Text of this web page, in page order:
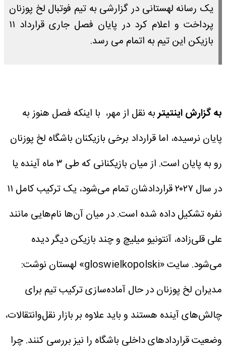
یک رسانه لهستانی در گزارشی به تیم فوتبال لخ پوزنان
پرداخت و اعلام کرد در پایان فصل جاری قرارداد ۱۱
بازیکن این تیم به اتمام می رسد.
به گزارش اینتیتربه نقل از مهر، با اینکه فصل هنوز به
پایان نرسیده، اما قرارداد برخی بازیکنان باشگاه لخ پوزنان
رو به پایان است. از میان بازیکنانی که طی ۳ ماه آینده یا
در سال ۲۰۲۷ قراردادشان تمام می‌شود، یک ترکیب کامل ۱۱
نفره تشکیل داده شده است. در میان آن‌ها نام‌هایی مانند
علی قلی‌زاده، آنتونیو میلیچ و چند بازیکن دیگر دیده
می‌شود.
سایت «gloswielkopolski» لهستان نوشت:
مدیران لخ پوزنان در حال آماده‌سازی ترکیب تیم برای
چالش‌های آینده هستند و باید علاوه بر بازار نقل‌وانتقالات،
وضعیت قراردادهای داخلی باشگاه را نیز بررسی کنند. چرا